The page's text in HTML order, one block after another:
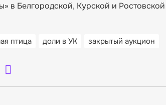
в Белгородской, Курской и Ростовской
птица доли в УК закрытый аукцион